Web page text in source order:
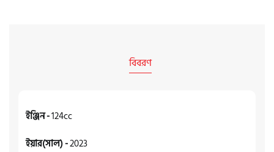
বিবরণ
ইঞ্জিন -124cc
ইয়ার(সাল) -2023